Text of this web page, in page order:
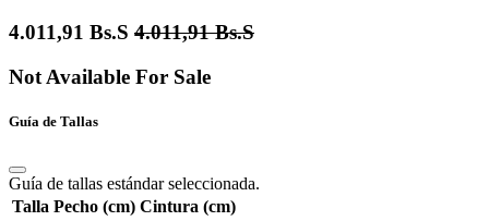
4.011,91 Bs.S 4.011,91Bs.S
Not Available For Sale
Guía de Tallas
Guía de tallas estándar seleccionada.
Talla Pecho (cm) Cintura (cm)